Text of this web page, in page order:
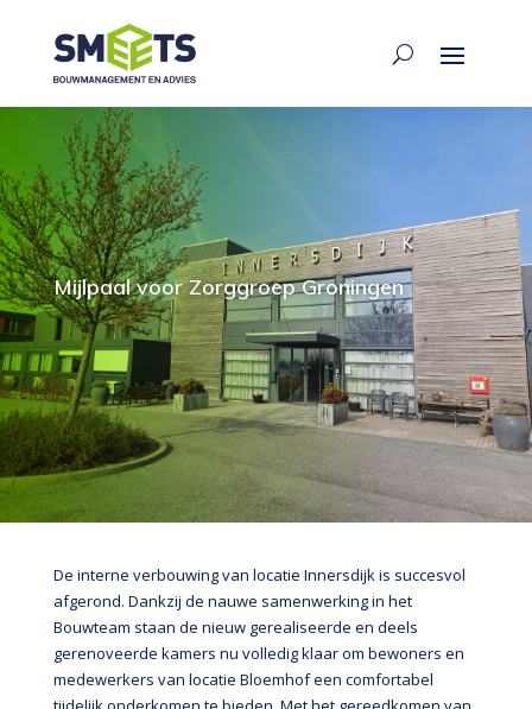
Mijlpaal voor Zorggroep Groningen
De interne verbouwing van locatie Innersdijk is succesvol
afgerond. Dankzij de nauwe samenwerking in het
Bouwteam staan de nieuw gerealiseerde en deels
gerenoveerde kamers nu volledig klaar om bewoners en
medewerkers van locatie Bloemhof een comfortabel